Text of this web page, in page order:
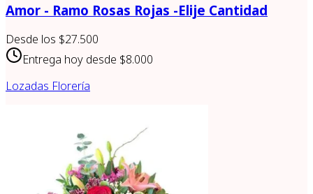
Amor - Ramo Rosas Rojas -Elije Cantidad
Desde los $27.500
Entrega hoy desde $8.000
Lozadas Florería